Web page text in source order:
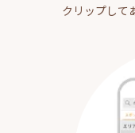
クリップして